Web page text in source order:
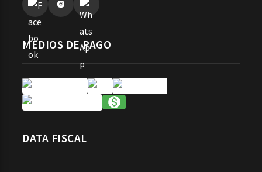
MEDIOS DE PAGO
DATA FISCAL